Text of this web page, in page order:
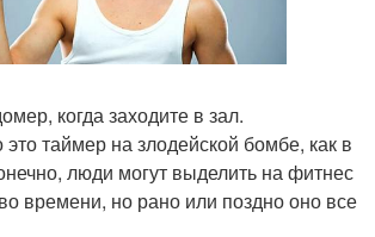
когда заходите в зал.
это таймер на злодейской бомбе, как в
люди могут выделить на фитнес
времени, но рано или поздно оно все